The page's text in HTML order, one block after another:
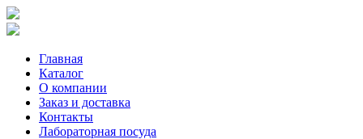
Главная
Каталог
О компании
Заказ и доставка
Контакты
Лабораторная посуда